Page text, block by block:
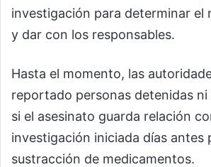
investigación para determinar el
y dar con los responsables.
Hasta el momento, las
reportado personas detenidas
si el asesinato guarda relación
investigación iniciada días antes
sustracción de medicamentos.